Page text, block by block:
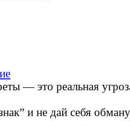
— это реальная
и не дай себя